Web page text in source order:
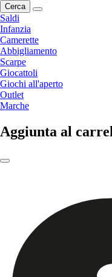
Cerca
Saldi
Infanzia
Camerette
Abbigliamento
Scarpe
Giocattoli
Giochi all'aperto
Outlet
Marche
Aggiunta al